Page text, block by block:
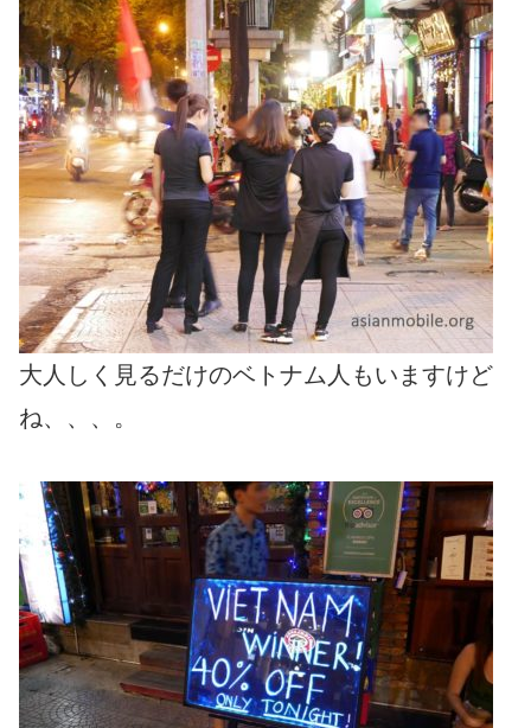
大人しく見るだけのベトナム人もいますけど
ね、、、。